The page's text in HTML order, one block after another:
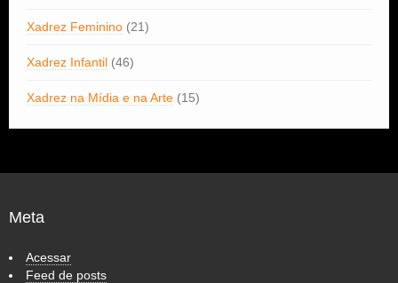
Xadrez Feminino (21)
Xadrez Infantil (46)
Xadrez na Mídia e na Arte (15)
Meta
Acessar
Feed de posts